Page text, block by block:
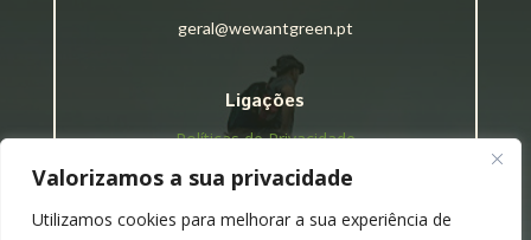
Valorizamos a sua privacidade
Utilizamos cookies para melhorar a sua experiência de
geral@wewantgreen.pt
Ligações
Políticas de Privacidade
Termos e Condições
Livro de Reclamações